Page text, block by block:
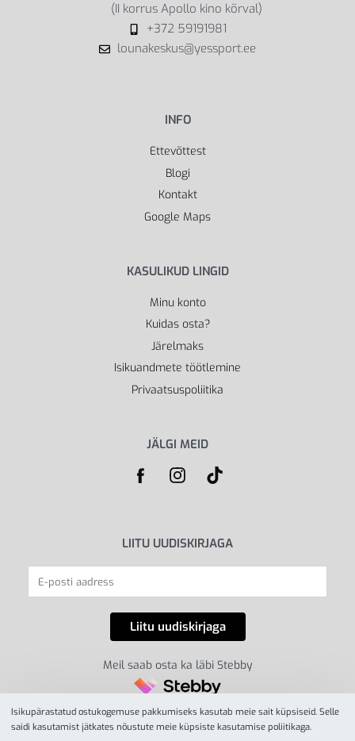
(II korrus Apollo kino kõrval)
+372 59191981
lounakeskus@yessport.ee
INFO
Ettevõttest
Blogi
Kontakt
Google Maps
KASULIKUD LINGID
Minu konto
Kuidas osta?
Järelmaks
Isikuandmete töötlemine
Privaatsuspoliitika
JÄLGI MEID
LIITU UUDISKIRJAGA
Meil saab osta ka läbi Stebby
Isikupärastatud ostukogemuse pakkumiseks kasutab meie sait küpsiseid. Selle
saidi kasutamist jätkates nõustute meie küpsiste kasutamise poliitikaga.